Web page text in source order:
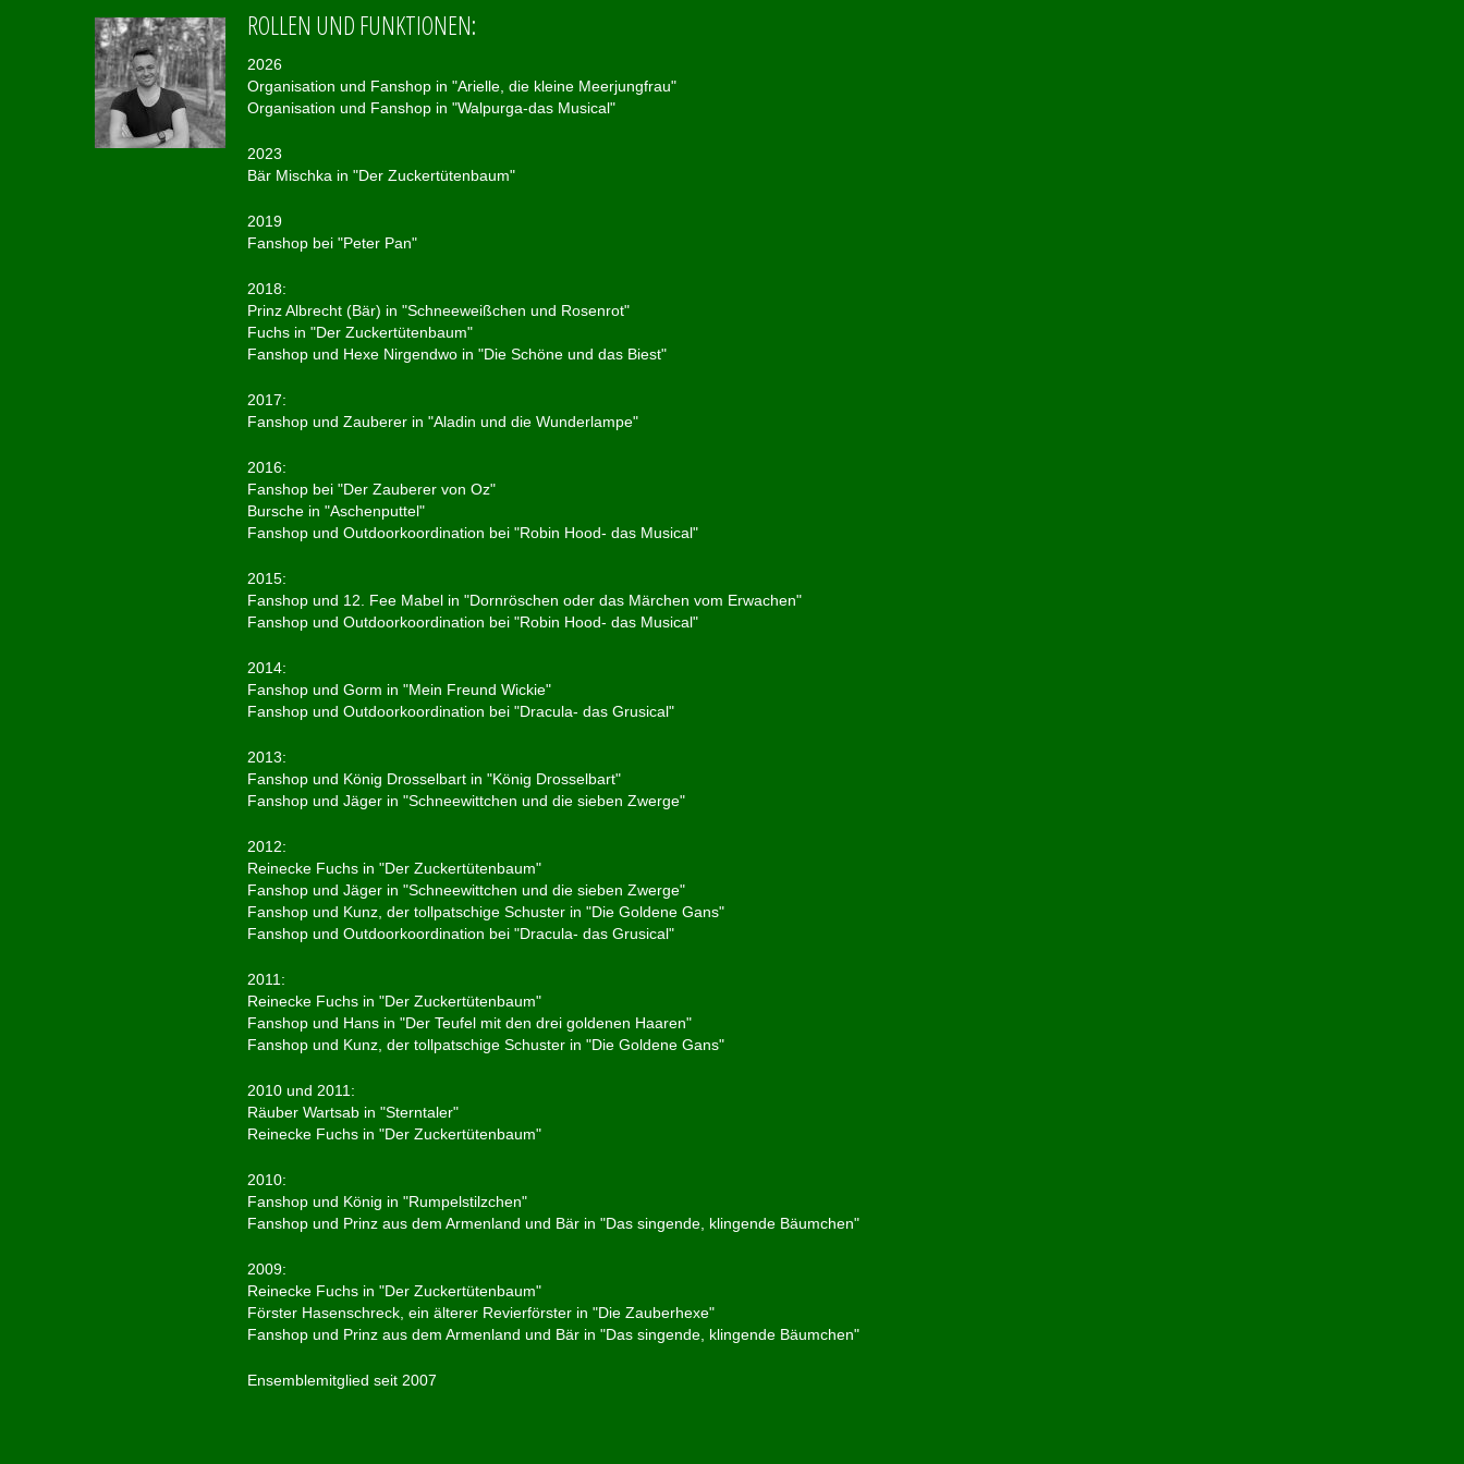
ROLLEN UND FUNKTIONEN:
2026
Organisation und Fanshop in "Arielle, die kleine Meerjungfrau"
Organisation und Fanshop in "Walpurga-das Musical"
2023
Bär Mischka in "Der Zuckertütenbaum"
2019
Fanshop bei "Peter Pan"
2018:
Prinz Albrecht (Bär) in "Schneeweißchen und Rosenrot"
Fuchs in "Der Zuckertütenbaum"
Fanshop und Hexe Nirgendwo in "Die Schöne und das Biest"
2017:
Fanshop und Zauberer in "Aladin und die Wunderlampe"
2016:
Fanshop bei "Der Zauberer von Oz"
Bursche in "Aschenputtel"
Fanshop und Outdoorkoordination bei "Robin Hood- das Musical"
2015:
Fanshop und 12. Fee Mabel in "Dornröschen oder das Märchen vom Erwachen"
Fanshop und Outdoorkoordination bei "Robin Hood- das Musical"
2014:
Fanshop und Gorm in "Mein Freund Wickie"
Fanshop und Outdoorkoordination bei "Dracula- das Grusical"
2013:
Fanshop und König Drosselbart in "König Drosselbart"
Fanshop und Jäger in "Schneewittchen und die sieben Zwerge"
2012:
Reinecke Fuchs in "Der Zuckertütenbaum"
Fanshop und Jäger in "Schneewittchen und die sieben Zwerge"
Fanshop und Kunz, der tollpatschige Schuster in "Die Goldene Gans"
Fanshop und Outdoorkoordination bei "Dracula- das Grusical"
2011:
Reinecke Fuchs in "Der Zuckertütenbaum"
Fanshop und Hans in "Der Teufel mit den drei goldenen Haaren"
Fanshop und Kunz, der tollpatschige Schuster in "Die Goldene Gans"
2010 und 2011:
Räuber Wartsab in "Sterntaler"
Reinecke Fuchs in "Der Zuckertütenbaum"
2010:
Fanshop und König in "Rumpelstilzchen"
Fanshop und Prinz aus dem Armenland und Bär in "Das singende, klingende Bäumchen"
2009:
Reinecke Fuchs in "Der Zuckertütenbaum"
Förster Hasenschreck, ein älterer Revierförster in "Die Zauberhexe"
Fanshop und Prinz aus dem Armenland und Bär in "Das singende, klingende Bäumchen"
Ensemblemitglied seit 2007